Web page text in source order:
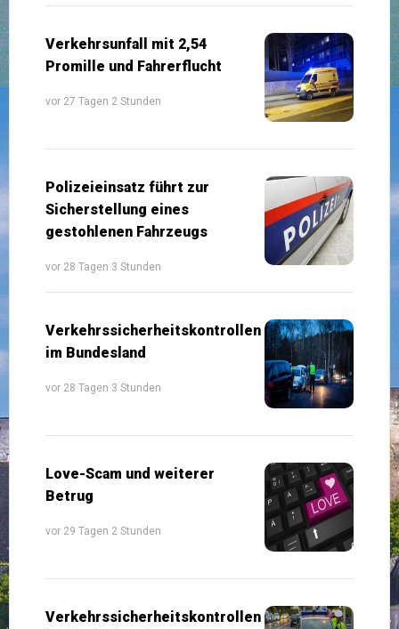
Verkehrsunfall mit 2,54
Promille und Fahrerflucht
vor 27 Tagen 2 Stunden
Polizeieinsatz führt zur
Sicherstellung eines
gestohlenen Fahrzeugs
vor 28 Tagen 3 Stunden
Verkehrssicherheitskontrollen
im Bundesland
vor 28 Tagen 3 Stunden
Love-Scam und weiterer
Betrug
vor 29 Tagen 2 Stunden
Verkehrssicherheitskontrollen